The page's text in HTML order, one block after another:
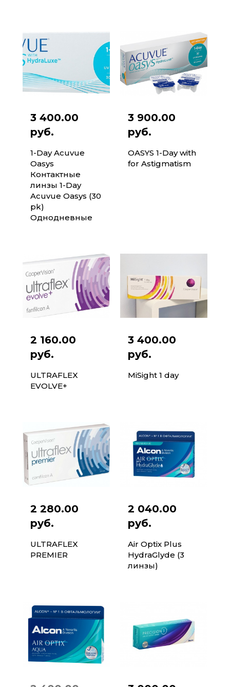
3 400.00
руб.
1-Day Acuvue
Oasys
Контактные
линзы 1-Day
Acuvue Oasys (30
pk)
Однодневные
3 900.00
руб.
OASYS 1-Day with
for Astigmatism
2 160.00
руб.
ULTRAFLEX
EVOLVE+
3 400.00
руб.
MiSight 1 day
2 280.00
руб.
ULTRAFLEX
PREMIER
2 040.00
руб.
Air Optix Plus
HydraGlyde (3
линзы)